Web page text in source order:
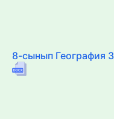
8-сынып География